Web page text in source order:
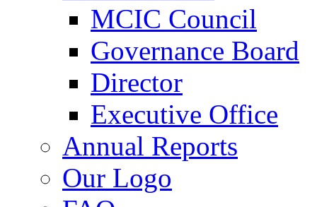
MCIC Council
Governance Board
Director
Executive Office
Annual Reports
Our Logo